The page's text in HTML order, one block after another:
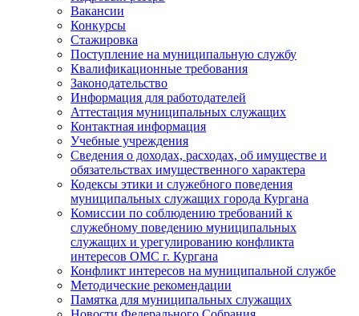
Вакансии
Конкурсы
Стажировка
Поступление на муниципальную службу
Квалификационные требования
Законодательство
Информация для работодателей
Аттестация муниципальных служащих
Контактная информация
Учебные учреждения
Сведения о доходах, расходах, об имуществе и
обязательствах имущественного характера
Кодексы этики и служебного поведения
муниципальных служащих города Кургана
Комиссии по соблюдению требований к
служебному поведению муниципальных
служащих и урегулированию конфликта
интересов ОМС г. Кургана
Конфликт интересов на муниципальной службе
Методические рекомендации
Памятка для муниципальных служащих